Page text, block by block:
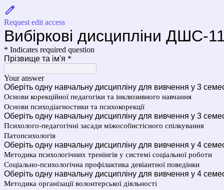
Request edit access
Вибіркові дисципліни ДШС-
* Indicates required question
Прізвище та ім'я *
Your answer
Оберіть одну навчальну дисципліну для вивчення у 3
Основи корекційної педагогіки та інклюзивного навчання
Основи психодіагностики та психокорекції
Оберіть одну навчальну дисципліну для вивчення у 3
Психолого-педагогічні засади міжособистісного спілкування
Патопсихологія
Оберіть одну навчальну дисципліну для вивчення у 4
Методика психологічних тренінгів у системі соціальної роботи
Соціально-психологічна профілактика девіантної поведінки
Оберіть одну навчальну дисципліну для вивчення у 4
Методика організації волонтерської діяльності